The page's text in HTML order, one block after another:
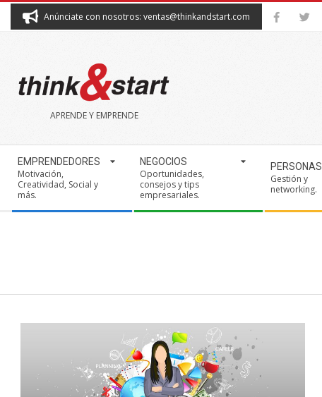
Anúnciate con nosotros: ventas@thinkandstart.com
THINK&START
APRENDE Y EMPRENDE
Navigation
Menu
EMPRENDEDORES
Motivación,
Creatividad, Social y
más.
NEGOCIOS
Oportunidades,
consejos y tips
empresariales.
PERSONAS
Gestión y
networking.